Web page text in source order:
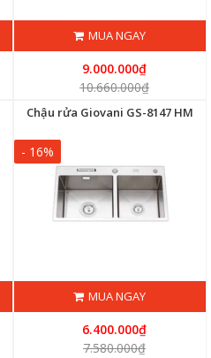
MUA NGAY
9.000.000₫
10.660.000₫
Chậu rửa Giovani GS-8147 HM
- 16%
MUA NGAY
6.400.000₫
7.580.000₫